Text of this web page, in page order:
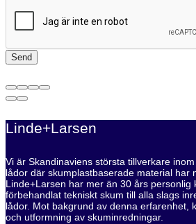
Linde+Larsen
Vi är Skandinaviens största tillverkare
lådor där skumplastbaserade material har
Linde+Larsen har mer än 30 års personlig
förbehandlat tekniskt skum till alla slags
lådor. Mot bakgrund av denna erfarenhet,
och utformning av skuminredningar.